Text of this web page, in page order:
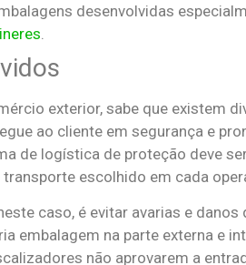
desenvolvidas
exterior, sabe que existem
ao cliente em segurança e
de logística de proteção deve
escolhido em cada
caso, é evitar avarias e
embalagem na parte externa e
não aprovarem a